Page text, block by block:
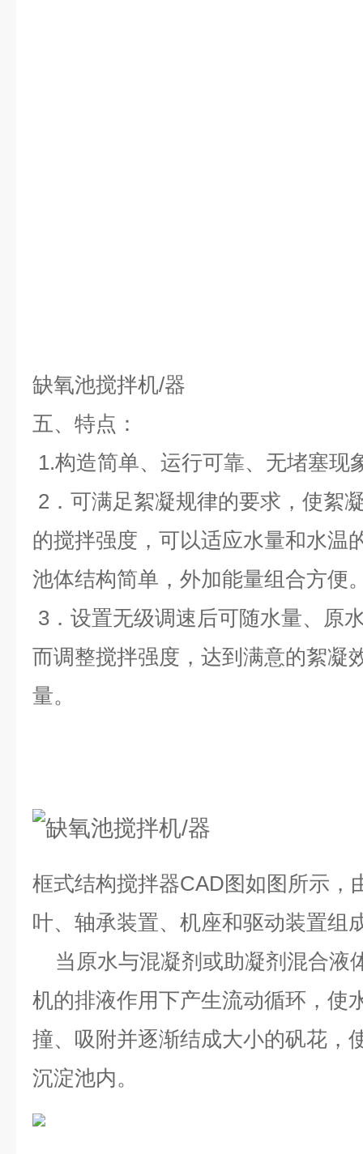
缺氧池搅拌机/器
五、 特点：
1.构造简单、运行可靠、无堵塞现
2 ．可满足絮凝规律的要求，使絮
的搅拌强度，可以适应水量和水温
池体结构简单，外加能量组合方便
3 ．设置无级调速后可随水量、原
而调整搅拌强度，达到满意的絮凝
量。
框式结构搅拌器CAD图如图所示，
叶、轴承装置、机座和驱动装置组
当原水与混凝剂或助凝剂混合液
机的排液作用下产生流动循环，使
撞、吸附并逐渐结成大小的矾花，
沉淀池内。